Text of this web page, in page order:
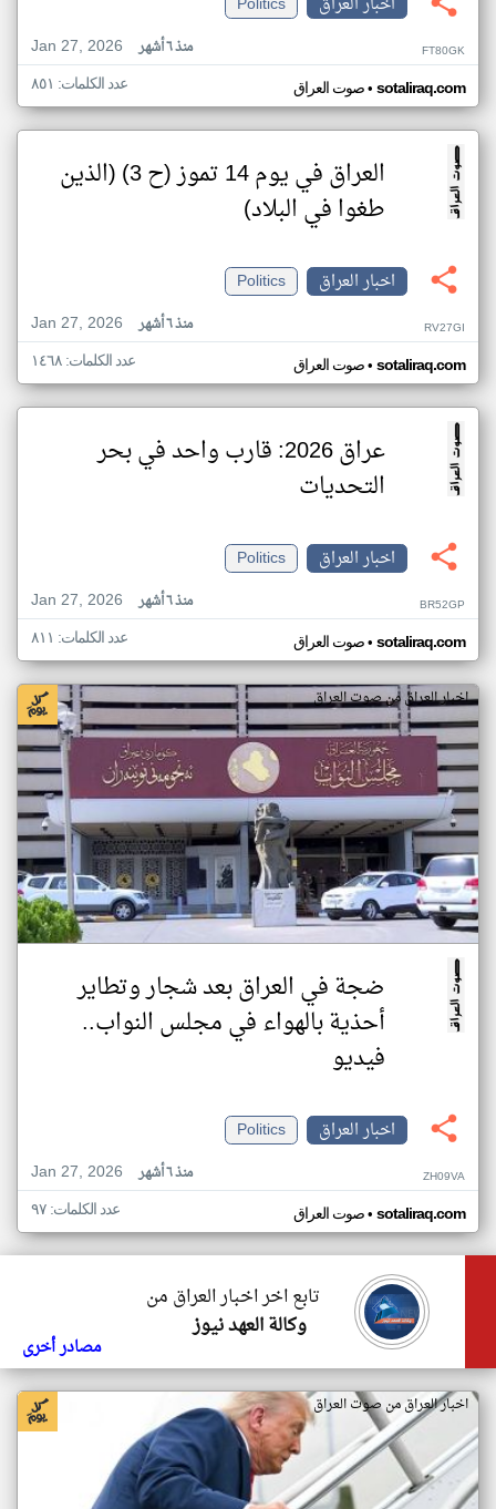
Jan 27, 2026
منذ ٦ أشهر FT80GK
صوت العراق• sotaliraq.com عدد الكلمات: ٨٥١
العراق في يوم 14 تموز (ح 3) (الذين
طغوا في البلاد)
اخبار العراق
Politics
Jan 27, 2026
منذ ٦ أشهر RV27GI
صوت العراق• sotaliraq.com عدد الكلمات: ١٤٦٨
عراق 2026: قارب واحد في بحر
التحديات
اخبار العراق
Politics
Jan 27, 2026
منذ ٦ أشهر BR52GP
صوت العراق• sotaliraq.com عدد الكلمات: ٨١١
اخبار العراق من صوت العراق
ضجة في العراق بعد شجار وتطاير
أحذية بالهواء في مجلس النواب..
فيديو
اخبار العراق
Politics
Jan 27, 2026
منذ ٦ أشهر ZH09VA
صوت العراق• sotaliraq.com عدد الكلمات: ٩٧
تابع اخر اخبار العراق من
وكالة العهد نيوز
مصادر أخرى
اخبار العراق من صوت العراق